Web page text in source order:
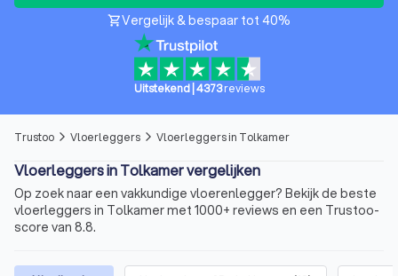
shopping_cartVergelijk & bespaar tot 40%
Uitstekend| 4373 reviews
Trustoo arrow_forward_ios Vloerleggers arrow_forward_ios Vloerleggers in Tolkamer
Vloerleggers in Tolkamer vergelijken
Op zoek naar een vakkundige vloerenlegger? Bekijk de beste
vloerleggers in Tolkamer met 1000+ reviews en een Trustoo-
score van 8.8.